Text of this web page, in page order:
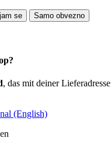
se Samo obvezno
, das mit deiner Lieferadresse
(English)